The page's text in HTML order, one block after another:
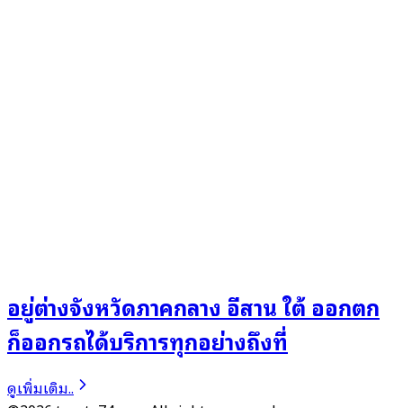
อยู่ต่างจังหวัดภาคกลาง อีสาน ใต้ ออกตก
ก็ออกรถได้บริการทุกอย่างถึงที่
ดูเพิ่มเติม..